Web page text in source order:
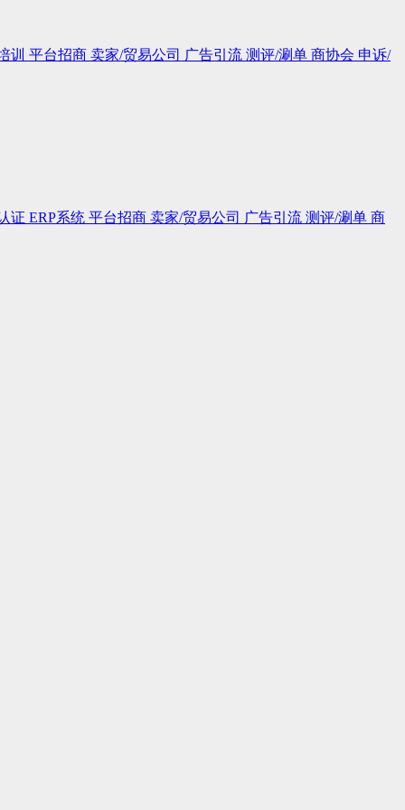
训 平台招商 卖家/贸易公司 广告引流 测评/涮单 商协会 申诉/
证 ERP系统 平台招商 卖家/贸易公司 广告引流 测评/涮单 商